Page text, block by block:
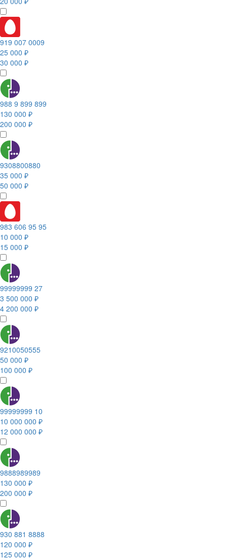
919 007 0009
25 000 ₽
30 000 ₽
988 9 899 899
130 000 ₽
200 000 ₽
9308800880
35 000 ₽
50 000 ₽
983 606 95 95
10 000 ₽
15 000 ₽
99999999 27
3 500 000 ₽
4 200 000 ₽
9210050555
50 000 ₽
100 000 ₽
99999999 10
10 000 000 ₽
12 000 000 ₽
9888989989
130 000 ₽
200 000 ₽
930 881 8888
120 000 ₽
125 000 ₽